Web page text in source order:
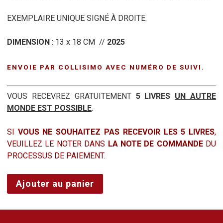
EXEMPLAIRE UNIQUE SIGNÉ À DROITE.
DIMENSION : 13 x 18 CM // 2025
ENVOIE PAR COLLISIMO AVEC NUMÉRO DE SUIVI.
VOUS RECEVREZ GRATUITEMENT 5 LIVRES UN AUTRE
MONDE EST POSSIBLE.
SI VOUS NE SOUHAITEZ PAS RECEVOIR LES 5 LIVRES,
VEUILLEZ LE NOTER DANS LA NOTE DE COMMANDEDU
PROCESSUS DE PAIEMENT.
quantité
de
Ajouter au panier